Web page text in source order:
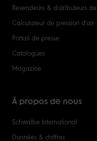
Revendeurs & distributeurs
Calculateur de pression d'air
Portail de presse
Catalogues
Magazine
À propos de nous
Schwalbe International
Données & chiffres